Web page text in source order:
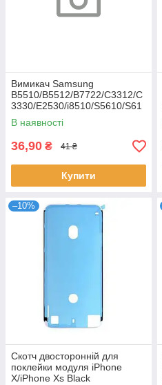
Вимикач Samsung
B5510/B5512/B7722/C3312/C
3330/E2530/i8510/S5610/S61
02
В наявності
36,90 ₴ 41 ₴
Купити
–10%
Скотч двосторонній для
поклейки модуля iPhone
X/iPhone Xs Black